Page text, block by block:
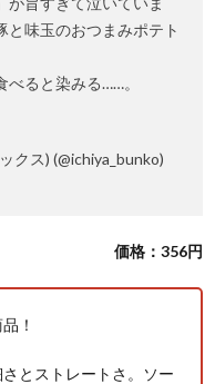
と味玉のおつまみポテト
べると染みる……。
ス) (@ichiya_bunko)
価格：356円
！
とストレートさ。ソー